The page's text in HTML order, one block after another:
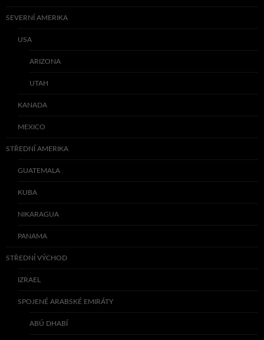
SEVERNÍ AMERIKA
USA
ARIZONA
UTAH
KANADA
MEXICO
STŘEDNÍ AMERIKA
GUATEMALA
KUBA
NIKARAGUA
PANAMA
STŘEDNÍ VÝCHOD
IZRAEL
SPOJENÉ ARABSKÉ EMIRÁTY
ABÚ DHABÍ